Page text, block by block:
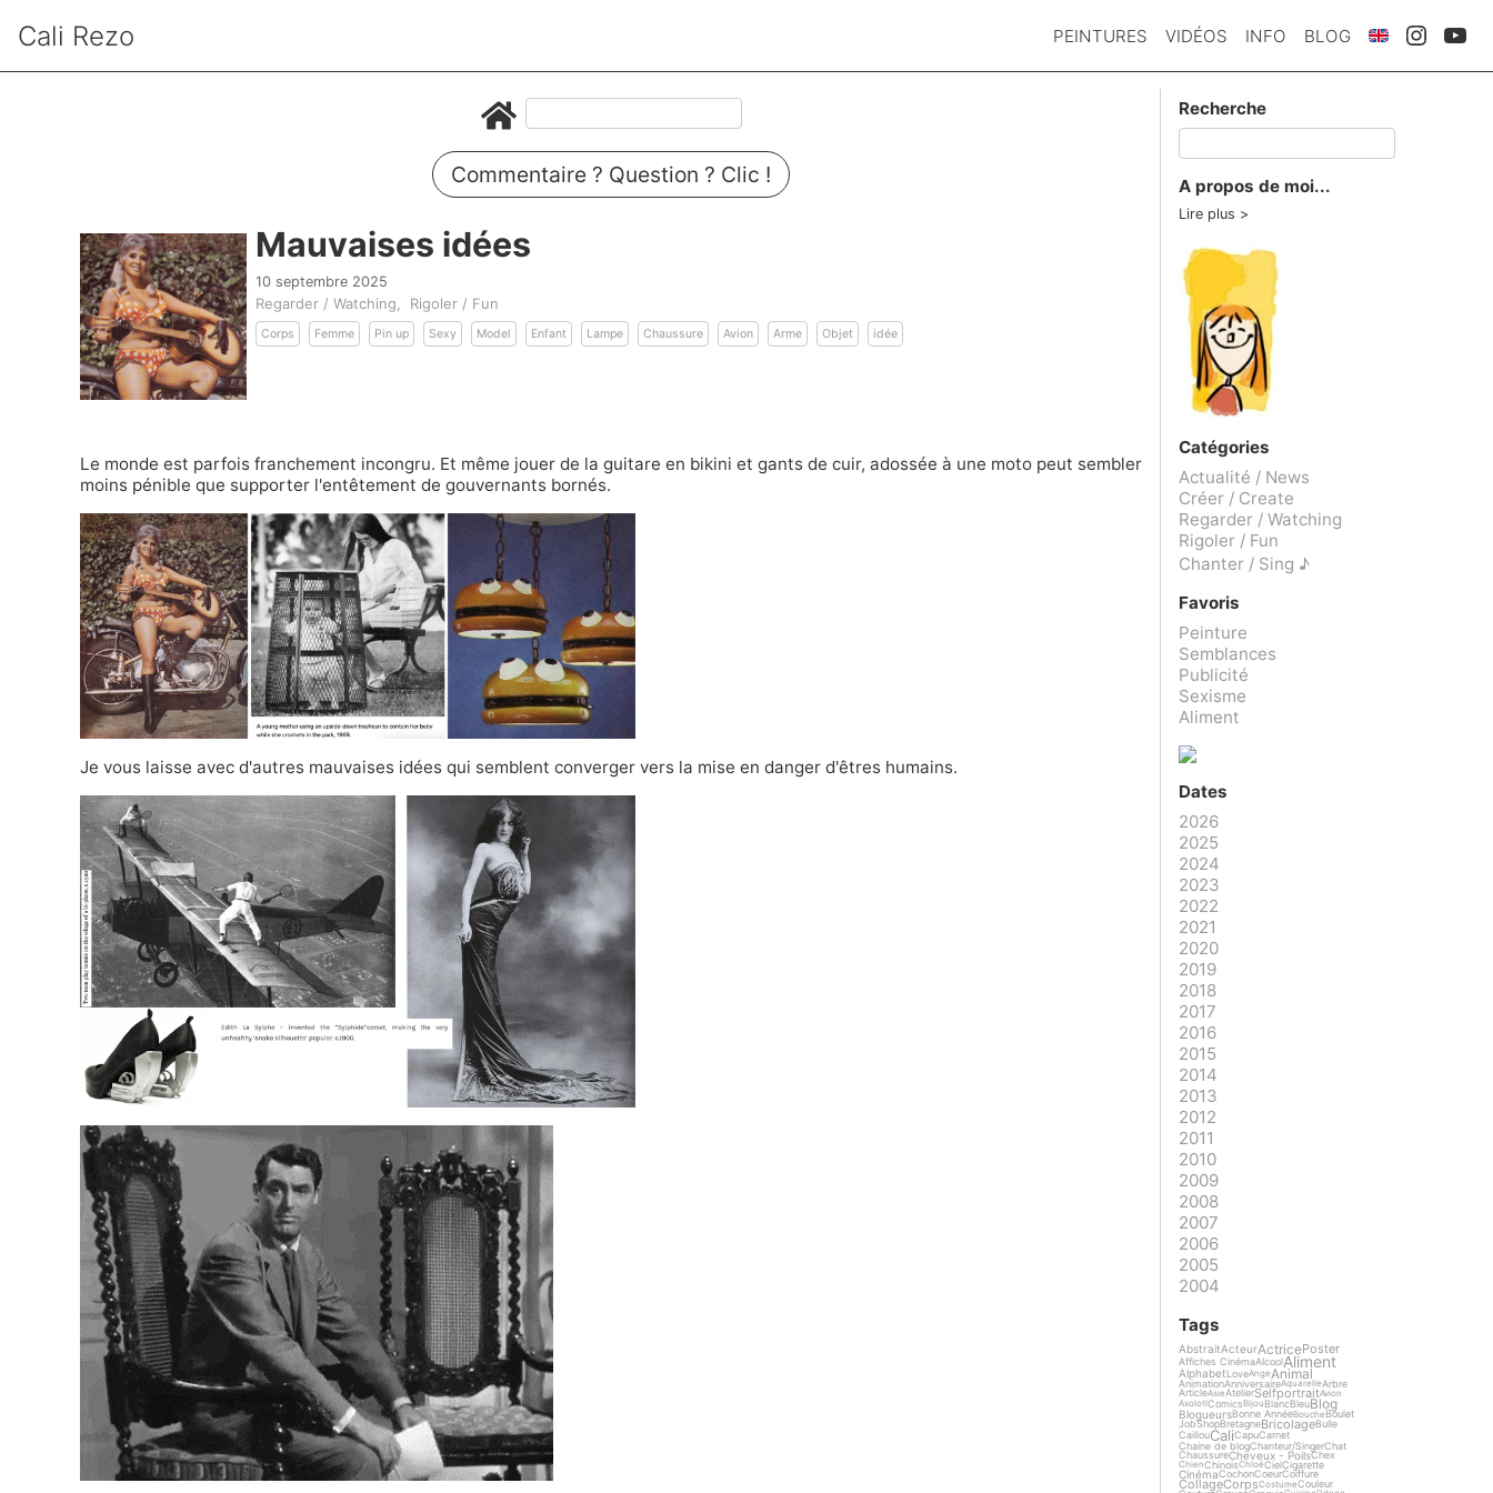
Cali Rezo PEINTURES VIDÉOS INFO BLOG
Commentaire ? Question ? Clic !
Mauvaises idées
10 septembre 2025
Regarder / Watching Rigoler / Fun
Corps Femme Pin up Sexy Model Enfant Lampe Chaussure Avion Arme Objet idée
Le monde est parfois franchement incongru. Et même jouer de la guitare en bikini et gants de cuir, adossée à une moto peut sembler
moins pénible que supporter l'entêtement de gouvernants bornés.
Je vous laisse avec d'autres mauvaises idées qui semblent converger vers la mise en danger d'êtres humains.
Recherche
A propos de moi...
Lire plus
Catégories
Actualité / News
Créer / Create
Regarder / Watching
Rigoler / Fun
Chanter / Sing ♪
Favoris
Peinture
Semblances
Publicité
Sexisme
Aliment
Dates
2026
2025
2024
2023
2022
2021
2020
2019
2018
2017
2016
2015
2014
2013
2012
2011
2010
2009
2008
2007
2006
2005
2004
Tags
AbstraitActeurActricePoster
Affiches CinémaAlcoolAliment
AlphabetLoveAnge Animal
AnimationAnniversaireAquarelleArbre
ArticleAsieAtelierSelfportraitAvion
AxolotlComicsBijou BlancBleuBlog
BlogueursBonne AnnéeBouche Boulet
JobShopBretagneBricolageBulle
CaillouCaliCapuCarnet
Chaine de blogChanteur/SingerChat
ChaussureCheveux - PoilsChex
ChienChinoisChloéCielCigarette
CinémaCochonCoeurCoiffure
CollageCorpsCostumeCouleur